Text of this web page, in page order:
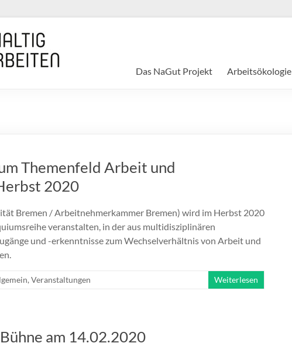
Das NaGut Projekt Arbeitsökologie
Themenfeld Arbeit und
2020
Bremen / Arbeitnehmerkammer Bremen) wird im Herbst 2020
veranstalten, in der aus multidisziplinären
und -erkenntnisse zum Wechselverhältnis von Arbeit und
, Veranstaltungen Weiterlesen
am 14.02.2020